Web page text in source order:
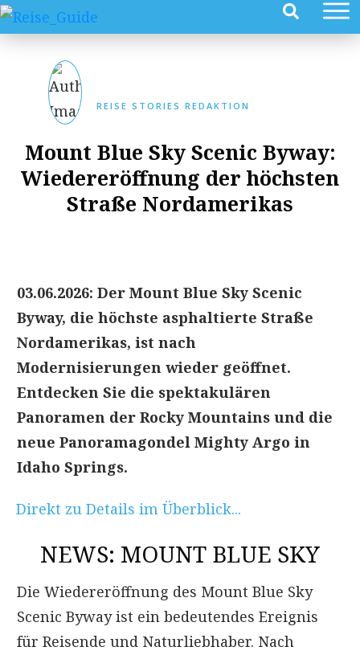
REISE STORIES REDAKTION
Mount Blue Sky Scenic Byway:
Wiedereröffnung der höchsten
Straße Nordamerikas
03.06.2026: Der Mount Blue Sky Scenic
Byway, die höchste asphaltierte Straße
Nordamerikas, ist nach
Modernisierungen wieder geöffnet.
Entdecken Sie die spektakulären
Panoramen der Rocky Mountains und die
neue Panoramagondel Mighty Argo in
Idaho Springs.
Direkt zu Details im Überblick...
NEWS: MOUNT BLUE SKY
Die Wiedereröffnung des Mount Blue Sky
Scenic Byway ist ein bedeutendes Ereignis
für Reisende und Naturliebhaber. Nach